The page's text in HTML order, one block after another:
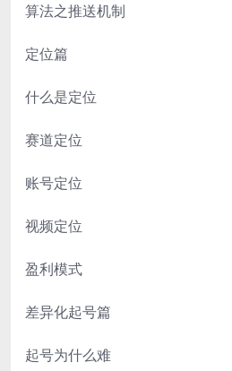
算法之推送机制
定位篇
什么是定位
赛道定位
账号定位
视频定位
盈利模式
差异化起号篇
起号为什么难